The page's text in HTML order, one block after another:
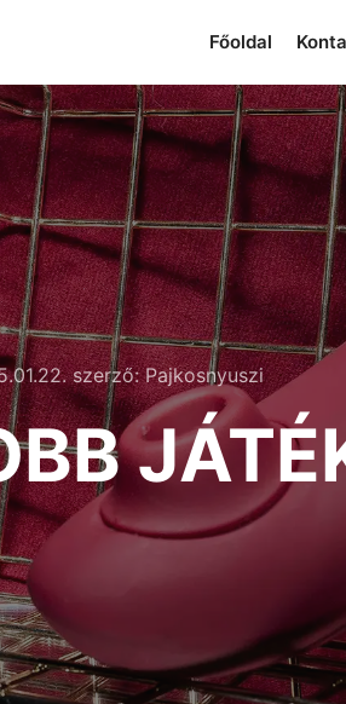
Főoldal
szerző:Pajkosnyuszi